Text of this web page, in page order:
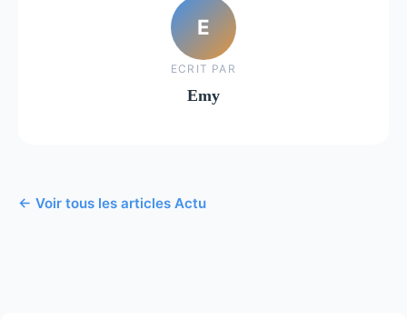
E
ECRIT PAR
Emy
← Voir tous les articles Actu